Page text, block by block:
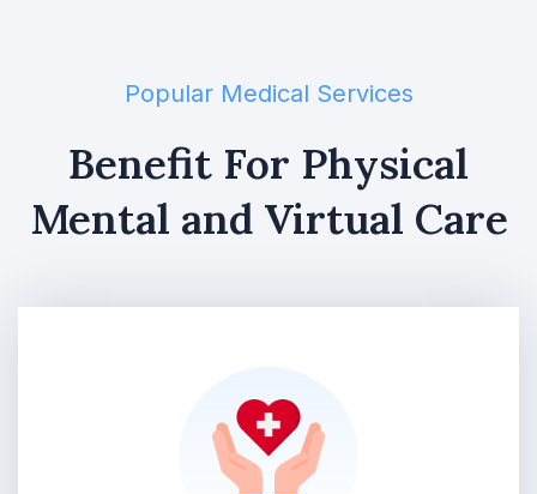
Popular Medical Services
Benefit For Physical
Mental and Virtual Care